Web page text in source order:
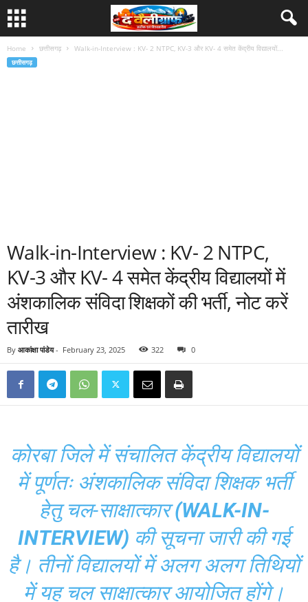
Home छत्तीसगढ़ Walk-in-Interview : KV- 2 NTPC, KV-3 और KV- 4 समेत केंद्रीय विद्यालयों...
छत्तीसगढ़
Walk-in-Interview : KV- 2 NTPC,
KV-3 और KV- 4 समेत केंद्रीय विद्यालयों में
अंशकालिक संविदा शिक्षकों की भर्ती, नोट करें
तारीख
By आकांक्षा पांडेय- February 23, 2025 322 0
कोरबा जिले में संचालित केंद्रीय विद्यालयों
में पूर्णतः अंशकालिक संविदा शिक्षक भर्ती
हेतु चल-साक्षात्कार(WALK-IN-
INTERVIEW) की सूचना जारी की गई
है। तीनों विद्यालयों में अलग अलग तिथियों
में यह चल साक्षात्कार आयोजित होंगे।